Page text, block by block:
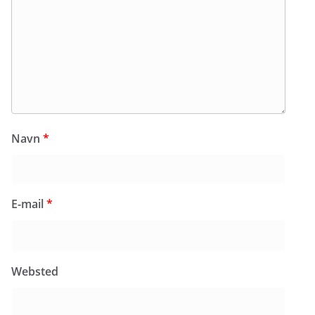
Navn *
E-mail*
Websted